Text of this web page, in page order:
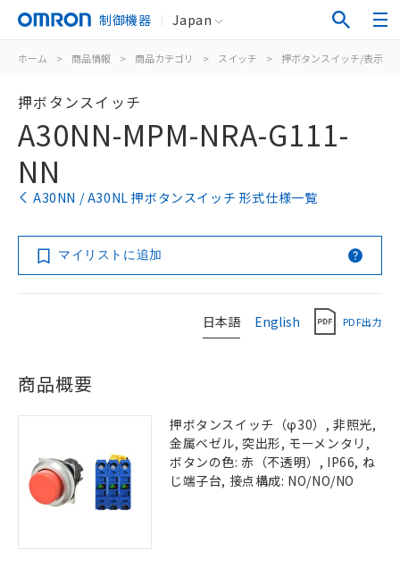
制御機器 Japan
ホーム > 商品情報 > 商品カテゴリ > スイッチ > 押ボタンスイッチ/表示灯
押ボタンスイッチ
A30NN-MPM-NRA-G111-
NN
A30NN / A30NL 押ボタンスイッチ 形式仕様一覧
マイリストに追加
日本語 English PDF出力
商品概要
押ボタンスイッチ（φ30）, 非照光,
金属ベゼル, 突出形, モーメンタリ,
ボタンの色: 赤（不透明）, IP66, ね
じ端子台, 接点構成: NO/NO/NO